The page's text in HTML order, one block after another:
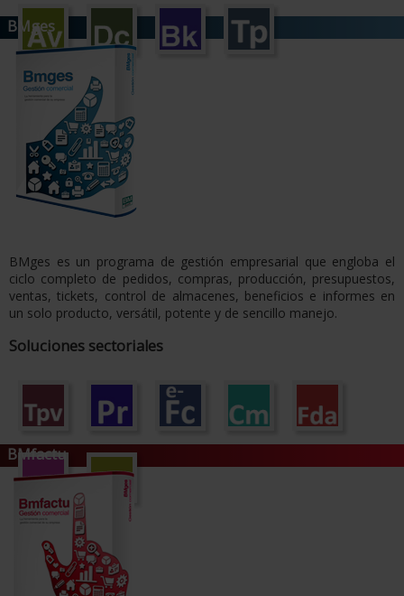
BMges
BMges es un programa de gestión empresarial que engloba el
ciclo completo de pedidos, compras, producción, presupuestos,
ventas, tickets, control de almacenes, beneficios e informes en
un solo producto, versátil, potente y de sencillo manejo.
Soluciones sectoriales
BMfactu